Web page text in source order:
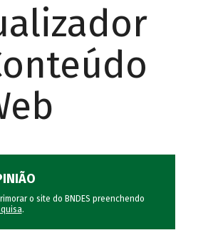
o site do BNDES preenchendo
.